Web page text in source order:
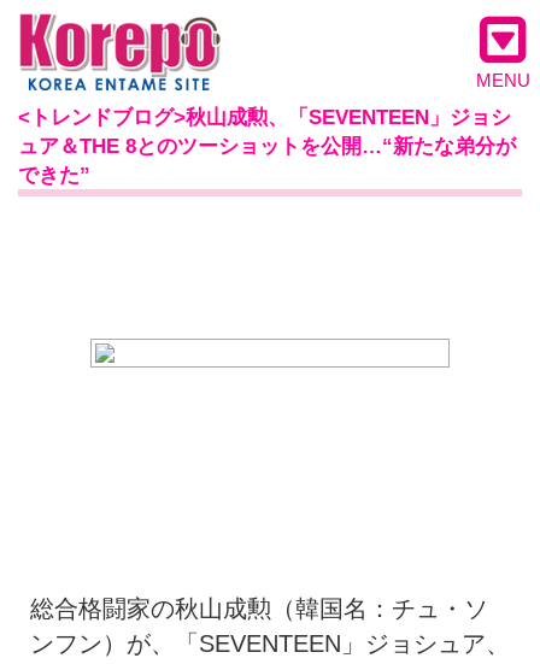
MENU
<トレンドブログ>秋山成勲、「SEVENTEEN」ジョシ
ュア＆THE 8とのツーショットを公開…“新たな弟分が
できた”
総合格闘家の秋山成勲（韓国名：チュ・ソ
ンフン）が、「SEVENTEEN」ジョシュア、